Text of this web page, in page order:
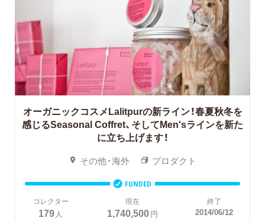
オーガニックコスメLalitpurの新ライン！春夏秋冬を
感じるSeasonal Coffret、そしてMen'sラインを新た
に立ち上げます！
その他・海外 プロダクト
FUNDED
コレクター
179人
現在
1,740,500円
終了
2014/06/12